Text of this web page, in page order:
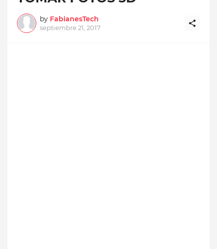
by FabianesTech
septiembre 21, 2017